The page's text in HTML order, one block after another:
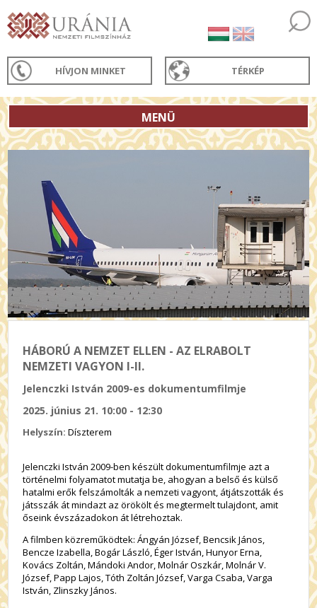
HÍVJON MINKET TÉRKÉP
MENÜ
HÁBORÚ A NEMZET ELLEN - AZ ELRABOLT
NEMZETI VAGYON I-II.
Jelenczki István 2009-es dokumentumfilmje
2025. június 21. 10:00 - 12:30
Helyszín:Díszterem
Jelenczki István 2009-ben készült dokumentumfilmje azt a
történelmi folyamatot mutatja be, ahogyan a belső és külső
hatalmi erők felszámolták a nemzeti vagyont, átjátszották és
játsszák át mindazt az örökölt és megtermelt tulajdont, amit
őseink évszázadokon át létrehoztak.
A filmben közreműködtek: Ángyán József, Bencsik János,
Bencze Izabella, Bogár László, Éger István, Hunyor Erna,
Kovács Zoltán, Mándoki Andor, Molnár Oszkár, Molnár V.
József, Papp Lajos, Tóth Zoltán József, Varga Csaba, Varga
István, Zlinszky János.